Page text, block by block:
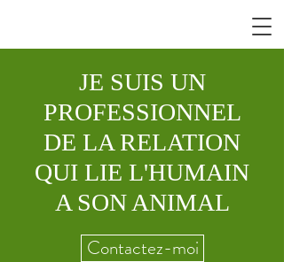
JE SUIS UN
PROFESSIONNEL
DE LA RELATION
QUI LIE L'HUMAIN
A SON ANIMAL
Contactez-moi